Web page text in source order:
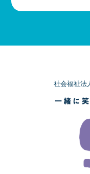
社会福祉法